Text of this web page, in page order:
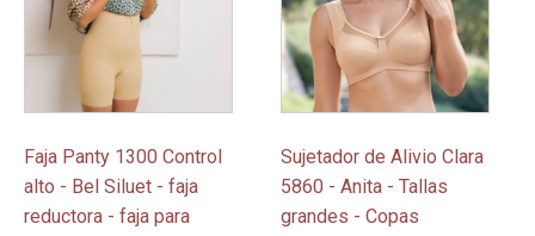
Faja Panty 1300 Control
alto - Bel Siluet - faja
reductora - faja para
múltiples
variantes.
opciones
pueden
elegir
en
Sujetador de Alivio Clara
5860 - Anita - Tallas
grandes - Copas
múltiples
variantes.
Las
opciones
pueden
elegir
en